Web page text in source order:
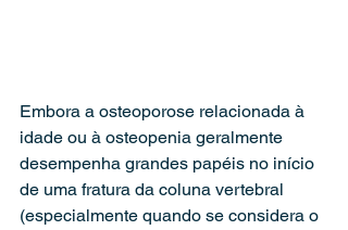
Embora a osteoporose relacionada à
idade ou à osteopenia geralmente
desempenha grandes papéis no início
de uma fratura da coluna vertebral
(especialmente quando se considera o